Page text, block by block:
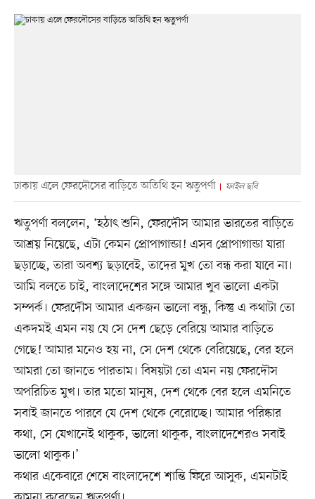
ঢাকায় এলে ফেরদৌসের বাড়িতে অতিথি হন ঋতুপর্ণা ফাইল ছবি
ঋতুপর্ণা বললেন, ‘হঠাৎ শুনি, ফেরদৌস আমার ভারতের বাড়িতে
আশ্রয় নিয়েছে, এটা কেমন প্রোপাগান্ডা! এসব প্রোপাগান্ডা যারা
ছড়াচ্ছে, তারা অবশ্য ছড়াবেই, তাদের মুখ তো বন্ধ করা যাবে না।
আমি বলতে চাই, বাংলাদেশের সঙ্গে আমার খুব ভালো একটা
সম্পর্ক। ফেরদৌস আমার একজন ভালো বন্ধু, কিন্তু এ কথাটা তো
একদমই এমন নয় যে সে দেশ ছেড়ে বেরিয়ে আমার বাড়িতে
গেছে! আমার মনেও হয় না, সে দেশ থেকে বেরিয়েছে, বের হলে
আমরা তো জানতে পারতাম। বিষয়টা তো এমন নয় ফেরদৌস
অপরিচিত মুখ। তার মতো মানুষ, দেশ থেকে বের হলে এমনিতে
সবাই জানতে পারবে যে দেশ থেকে বেরোচ্ছে। আমার পরিষ্কার
কথা, সে যেখানেই থাকুক, ভালো থাকুক, বাংলাদেশেরও সবাই
ভালো থাকুক।’
কথার একেবারে শেষে বাংলাদেশে শান্তি ফিরে আসুক, এমনটাই